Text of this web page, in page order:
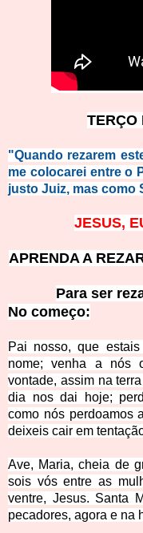
TERÇO
"Quando rezarem
me colocarei entre o
justo Juiz, mas como
JESUS,
APRENDA A
Para ser
No começo:
Pai nosso, que
nome; venha a nós
vontade, assim na
dia nos dai hoje;
como nós perdoamos
deixeis cair em
Ave, Maria, cheia de
sois vós entre as
ventre, Jesus. Santa
pecadores, agora e na